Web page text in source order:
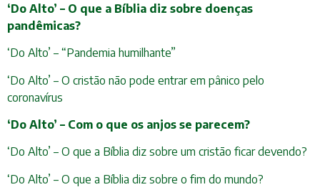
‘Do Alto’ – O que a Bíblia diz sobre doenças
pandêmicas?
‘Do Alto’ – “Pandemia humilhante”
‘Do Alto’ – O cristão não pode entrar em pânico pelo
coronavírus
‘Do Alto’ – Com o que os anjos se parecem?
‘Do Alto’ – O que a Bíblia diz sobre um cristão ficar devendo?
‘Do Alto’ – O que a Bíblia diz sobre o fim do mundo?